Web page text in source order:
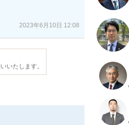
2023年6月10日 12:08
いたします。